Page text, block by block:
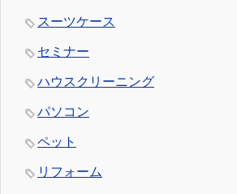
スーツケース
セミナー
ハウスクリーニング
パソコン
ペット
リフォーム